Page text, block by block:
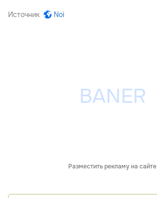
Источник Noi
Разместить рекламу на сайте